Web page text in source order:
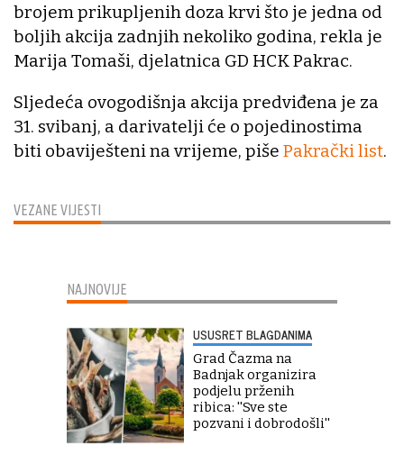
VEZANE VIJESTI
brojem prikupljenih doza krvi što je jedna od
boljih akcija zadnjih nekoliko godina, rekla je
Marija Tomaši, djelatnica GD HCK Pakrac.
Sljedeća ovogodišnja akcija predviđena je za
31. svibanj, a darivatelji će o pojedinostima
biti obaviješteni na vrijeme, piše Pakrački list.
NAJNOVIJE
USUSRET BLAGDANIMA
Grad Čazma na
Badnjak organizira
podjelu prženih
ribica: ''Sve ste
pozvani i dobrodošli''